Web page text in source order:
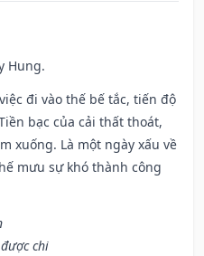
Hung.
đi vào thế bế tắc, tiến độ
bạc của cải thất thoát,
xuống. Là một ngày xấu về
mưu sự khó thành công
chi